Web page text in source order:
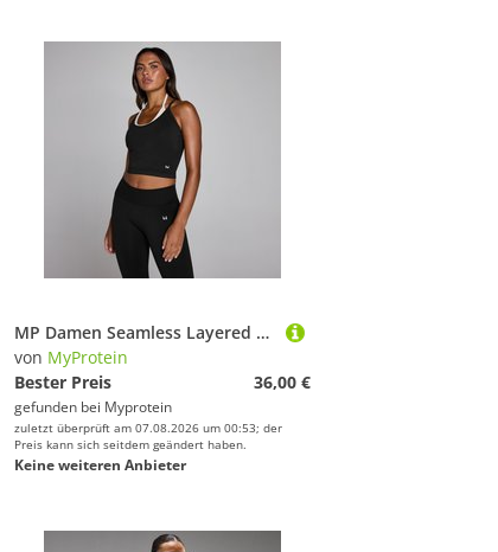
MP Damen Seamless Layered Tank-Top - Vintage-Schwarz - S
von MyProtein
Bester Preis
36,00 €
gefunden bei Myprotein
zuletzt überprüft am 07.08.2026 um 00:53; der
Preis kann sich seitdem geändert haben.
Keine weiteren Anbieter